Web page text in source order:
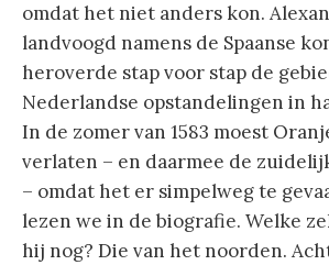
omdat het niet anders kon.
landvoogd namens de Spaanse
heroverde stap voor stap de
Nederlandse opstandelingen in
In de zomer van 1583 moest
verlaten – en daarmee de
– omdat het er simpelweg te
lezen we in de biografie. Welke
hij nog? Die van het noorden.